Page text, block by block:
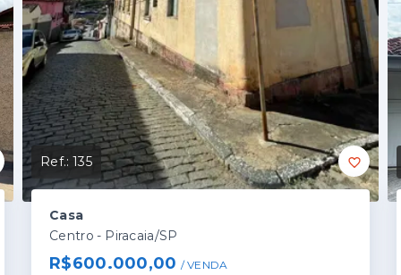
Ref.:135
Casa
Centro - Piracaia/SP
R$600.000,00 / VENDA